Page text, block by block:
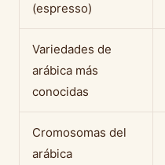
(espresso)
Variedades de
arábica más
conocidas
Cromosomas del
arábica